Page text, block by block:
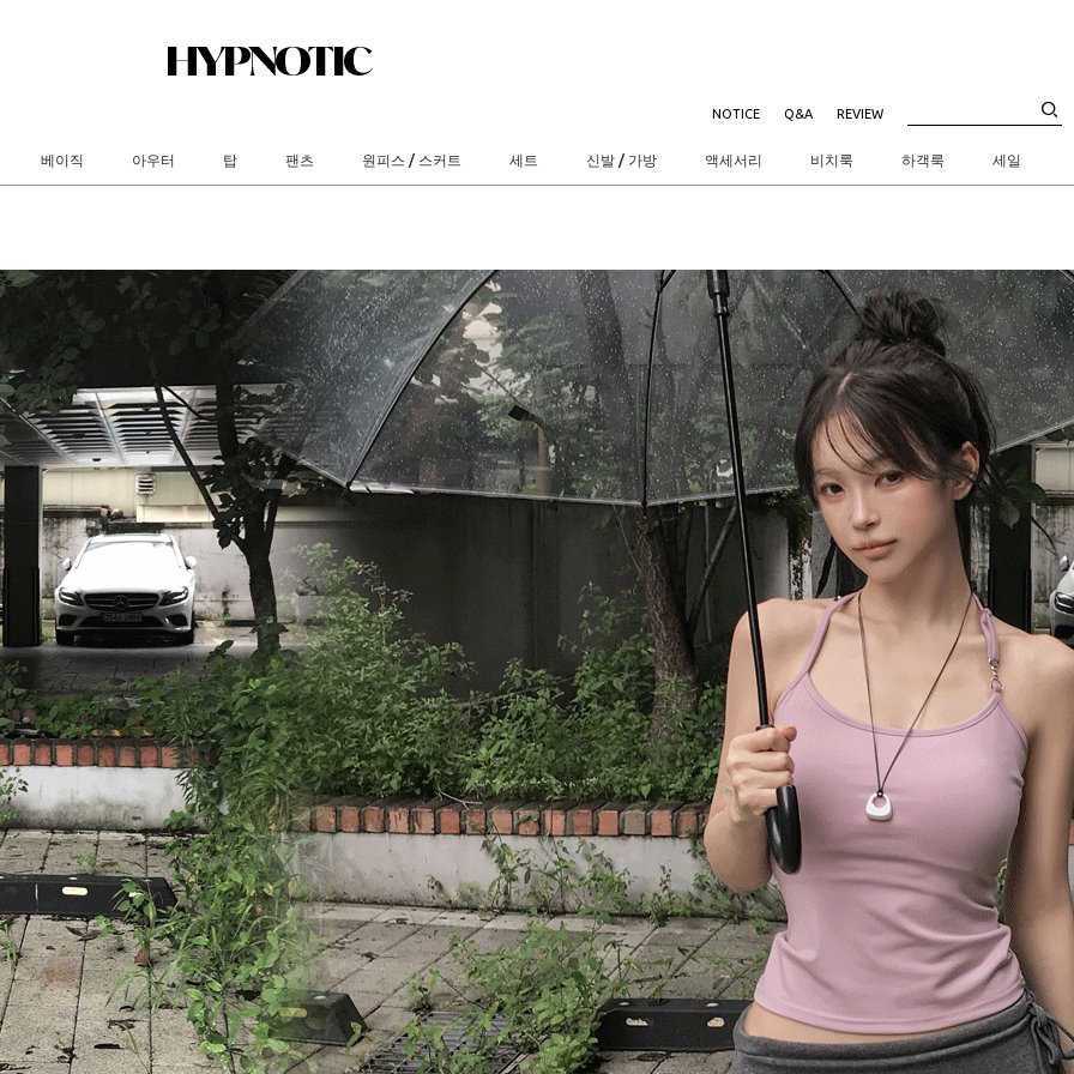
NOTICE Q&A REVIEW
베이직 아우터 탑 팬츠 원피스 / 스커트 세트 신발 / 가방 액세서리 비치룩 하객룩 세일